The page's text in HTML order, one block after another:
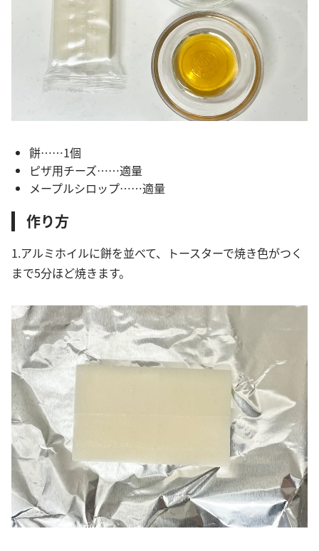
餅……1個
ピザ用チーズ……適量
メープルシロップ……適量
作り方
1.アルミホイルに餅を並べて、トースターで焼き色がつく
まで5分ほど焼きます。